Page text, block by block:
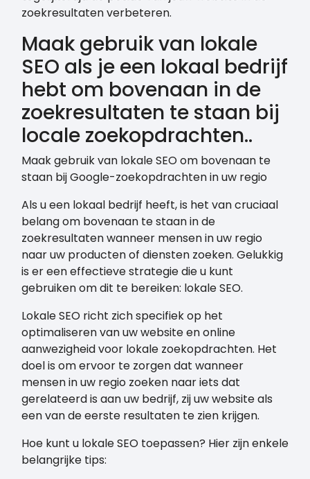
zoekresultaten verbeteren.
Maak gebruik van lokale
SEO als je een lokaal bedrijf
hebt om bovenaan in de
zoekresultaten te staan bij
locale zoekopdrachten..
Maak gebruik van lokale SEO om bovenaan te
staan bij Google-zoekopdrachten in uw regio
Als u een lokaal bedrijf heeft, is het van cruciaal
belang om bovenaan te staan in de
zoekresultaten wanneer mensen in uw regio
naar uw producten of diensten zoeken. Gelukkig
is er een effectieve strategie die u kunt
gebruiken om dit te bereiken: lokale SEO.
Lokale SEO richt zich specifiek op het
optimaliseren van uw website en online
aanwezigheid voor lokale zoekopdrachten. Het
doel is om ervoor te zorgen dat wanneer
mensen in uw regio zoeken naar iets dat
gerelateerd is aan uw bedrijf, zij uw website als
een van de eerste resultaten te zien krijgen.
Hoe kunt u lokale SEO toepassen? Hier zijn enkele
belangrijke tips: